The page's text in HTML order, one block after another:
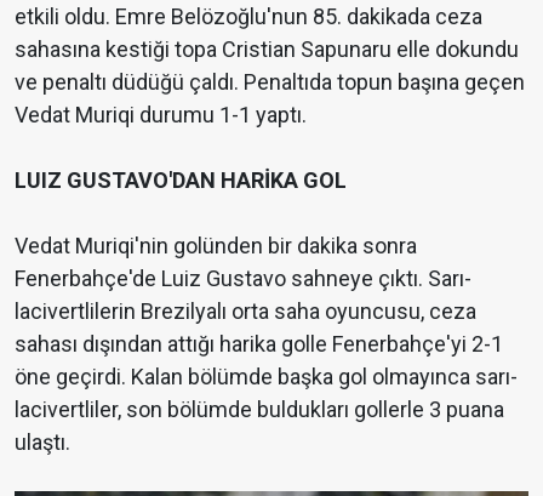
etkili oldu. Emre Belözoğlu'nun 85. dakikada ceza
sahasına kestiği topa Cristian Sapunaru elle dokundu
ve penaltı düdüğü çaldı. Penaltıda topun başına geçen
Vedat Muriqi durumu 1-1 yaptı.
LUIZ GUSTAVO'DAN HARİKA GOL
Vedat Muriqi'nin golünden bir dakika sonra
Fenerbahçe'de Luiz Gustavo sahneye çıktı. Sarı-
lacivertlilerin Brezilyalı orta saha oyuncusu, ceza
sahası dışından attığı harika golle Fenerbahçe'yi 2-1
öne geçirdi. Kalan bölümde başka gol olmayınca sarı-
lacivertliler, son bölümde buldukları gollerle 3 puana
ulaştı.